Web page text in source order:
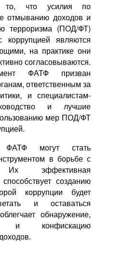
США
ТУРЦИЯ
ФИНЛЯНДИЯ
ФРАНЦИЯ
ШВЕЙЦАРИЯ
ШВЕЦИЯ
ЮАР
ЮЖНАЯ КОРЕЯ
ЯПОНИЯ
то, что усилия по
отмыванию доходов и
терроризма (ПОД/ФТ)
являются
на практике они
согласовываются.
ФАТФ призван
ответственным за
и специалистам-
и лучшие
мер ПОД/ФТ
ФАТФ могут стать
в борьбе с
Их эффективная
созданию
коррупции будет
и оставаться
обнаружение,
и конфискацию